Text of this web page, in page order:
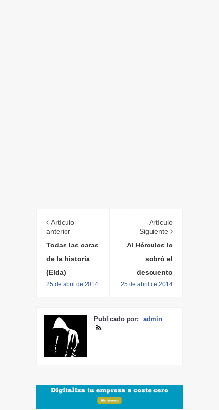
Artículo
anterior
Todas las caras
de la historia
(Elda)
25 de abril de 2014
Artículo
Siguiente
Al Hércules le
sobró el
descuento
25 de abril de 2014
Publicado por: admin